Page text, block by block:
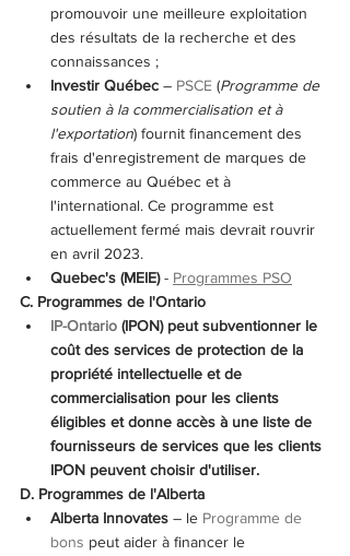
promouvoir une meilleure exploitation
des résultats de la recherche et des
connaissances ;
Investir Québec – PSCE (Programme de
soutien à la commercialisation et à
l'exportation) fournit financement des
frais d'enregistrement de marques de
commerce au Québec et à
l'international. Ce programme est
actuellement fermé mais devrait rouvrir
en avril 2023.
Quebec's (MEIE) - Programmes PSO
C. Programmes de l'Ontario
IP-Ontario (IPON) peut subventionner le
coût des services de protection de la
propriété intellectuelle et de
commercialisation pour les clients
éligibles et donne accès à une liste de
fournisseurs de services que les clients
IPON peuvent choisir d'utiliser.
D. Programmes de l'Alberta
Alberta Innovates – le Programme de
bons peut aider à financer le